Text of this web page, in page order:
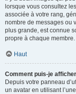
lorsque vous consultez
associée à votre rang,
nombre de messages ou
plus grande, est connue
propre à chaque membre.
Haut
Comment puis-je
Depuis votre panneau
un avatar en utilisant